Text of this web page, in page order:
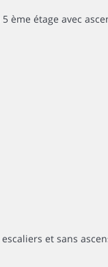
ème étage avec
et sans